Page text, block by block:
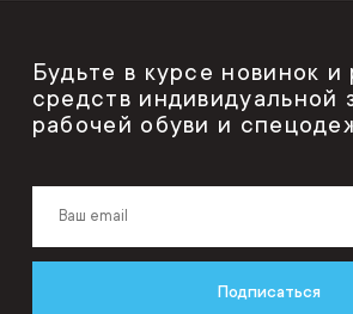
Будьте в курсе новинок
средств индивидуальной
рабочей обуви и
Подписаться